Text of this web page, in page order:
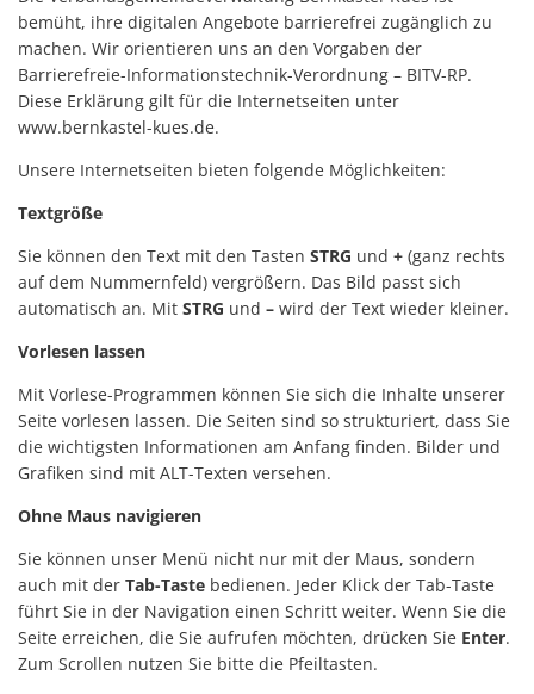
Lebenslagen
Mitfahrerbank
Mosel-Kino
Räume und
Redaktion Mitteilungblatt
Städtepartnerschaft
Haushaltssatzungen
Karten und Pläne
KipKi-Förderungen
Standesamt
Schiedsmänner
Barrierefreiheit
Informationsfreiheit
bemüht, ihre digitalen Angebote barrierefrei zugänglich zu
machen. Wir orientieren uns an den Vorgaben der
Barrierefreie-Informationstechnik-Verordnung – BITV-RP.
Diese Erklärung gilt für die Internetseiten unter
www.bernkastel-kues.de.
Unsere Internetseiten bieten folgende Möglichkeiten:
Textgröße
Sie können den Text mit den Tasten STRG und + (ganz rechts
auf dem Nummernfeld) vergrößern. Das Bild passt sich
automatisch an. Mit STRG und – wird der Text wieder kleiner.
Vorlesen lassen
Mit Vorlese-Programmen können Sie sich die Inhalte unserer
Seite vorlesen lassen. Die Seiten sind so strukturiert, dass Sie
die wichtigsten Informationen am Anfang finden. Bilder und
Grafiken sind mit ALT-Texten versehen.
Ohne Maus navigieren
Sie können unser Menü nicht nur mit der Maus, sondern
auch mit der Tab-Taste bedienen. Jeder Klick der Tab-Taste
führt Sie in der Navigation einen Schritt weiter. Wenn Sie die
Seite erreichen, die Sie aufrufen möchten, drücken Sie Enter.
Zum Scrollen nutzen Sie bitte die Pfeiltasten.